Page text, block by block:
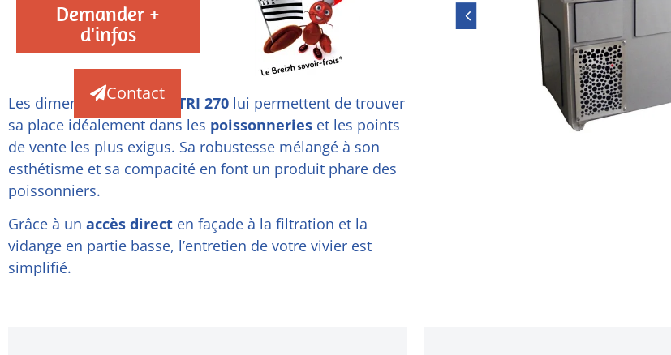
Contact
Demander +
d'infos
Les dimensions duLIGISTRI 270 lui permettent de trouver
sa place idéalement dans les poissonneries et les points
de vente les plus exigus. Sa robustesse mélangé à son
esthétisme et sa compacité en font un produit phare des
poissonniers.
Grâce à un accès direct en façade à la filtration et la
vidange en partie basse, l’entretien de votre vivier est
simplifié.